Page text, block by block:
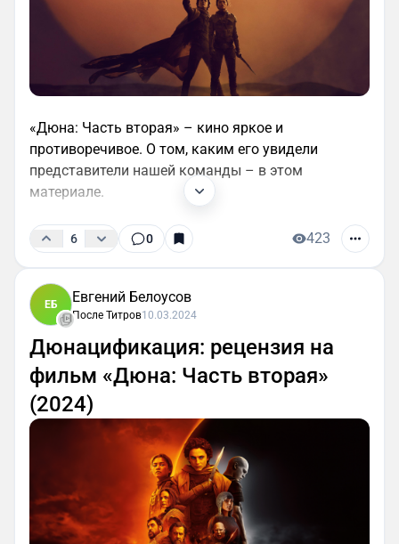
«Дюна: Часть вторая» – кино яркое и
противоречивое. О том, каким его увидели
представители нашей команды – в этом
материале.
6 0 423
ЕБ Евгений Белоусов
После Титров10.03.2024
Дюнацификация: рецензия на
фильм «Дюна: Часть вторая»
(2024)